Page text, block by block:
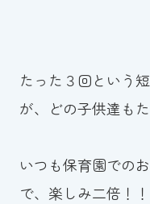
たった３回という
が、どの子供達も
いつも保育園での
で、楽しみ二倍！！